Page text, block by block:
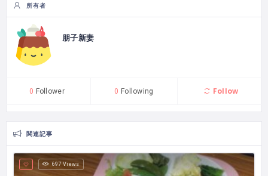
所有者
朋子新妻
0 Follower 0 Following Follow
関連記事
697 Views